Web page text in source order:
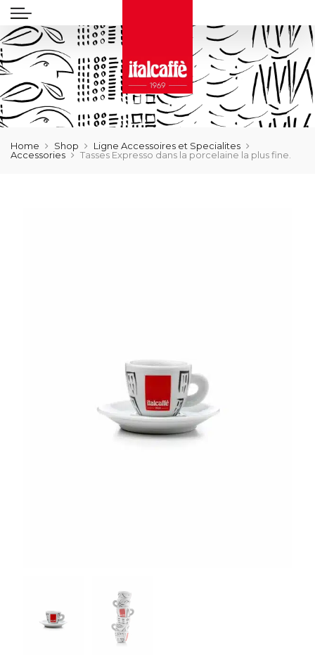
Home Shop
Ligne Accessoires et Specialites
Accessories
Tasses Expresso dans la porcelaine la plus fine.